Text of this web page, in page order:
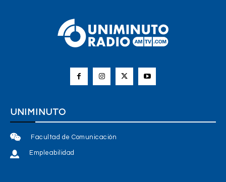
UNIMINUTO
Facultad de Comunicación
Empleabilidad